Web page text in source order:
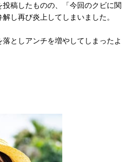
稿したものの、「今回のクビに関
し再び炎上してしまいました。
としアンチを増やしてしまったよ